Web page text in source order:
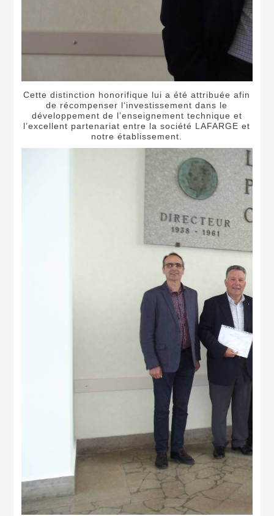
Cette distinction honorifique lui a été attribuée afin
de récompenser l‘investissement dans le
développement de l’enseignement technique et
l’excellent partenariat entre la société LAFARGE et
notre établissement.